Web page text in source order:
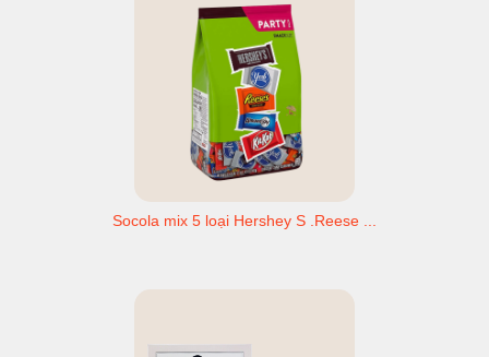
Socola mix 5 loại Hershey S .Reese ...